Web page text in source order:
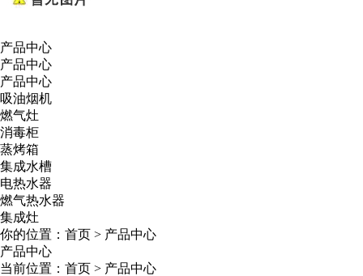
产品中心
产品中心
产品中心
吸油烟机
燃气灶
消毒柜
蒸烤箱
集成水槽
电热水器
燃气热水器
集成灶
你的位置： 首页 > 产品中心
产品中心
当前位置： 首页 > 产品中心